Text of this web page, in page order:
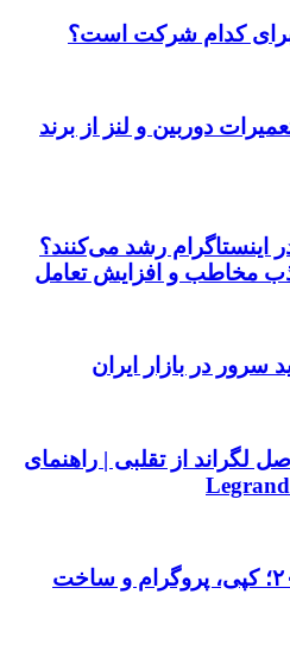
برای کدام شرکت است؟
دوربین و لنز از برند
اینستاگرام رشد می‌کنند؟
مخاطب و افزایش تعامل
سرور در بازار ایران
از تقلبی | راهنمای
ساخت سوئیچ پژو ۲۰۷؛ کپی، پروگرام و ساخت